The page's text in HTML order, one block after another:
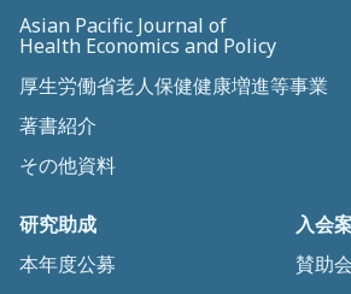
Asian Pacific Journal of
Health Economics and Policy
厚生労働省老人保健健康増進等事業
著書紹介
その他資料
研究助成
本年度公募
入会
賛助